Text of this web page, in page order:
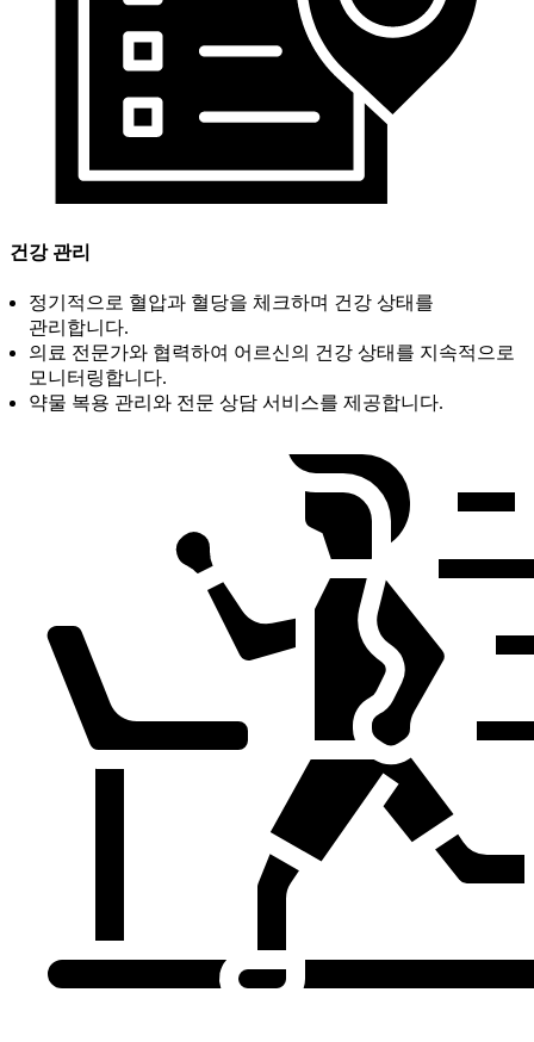
건강 관리
정기적으로 혈압과 혈당을 체크하며 건강 상태를
관리합니다.
의료 전문가와 협력하여 어르신의 건강 상태를 지속적으로
모니터링합니다.
약물 복용 관리와 전문 상담 서비스를 제공합니다.